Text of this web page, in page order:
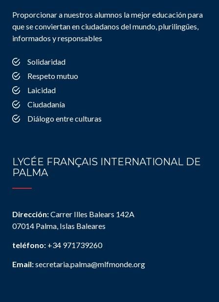
Proporcionar a nuestros alumnos la mejor educación para
que se conviertan en ciudadanos del mundo, plurilingües,
informados y responsables
Solidaridad
Respeto mutuo
Laicidad
Ciudadanía
Diálogo entre culturas
LYCÉE FRANÇAIS INTERNATIONAL DE
PALMA
Dirección:Carrer Illes Balears 142A
07014 Palma, Islas Baleares
teléfono: +34 971739260
Email:secretaria.palma@mlfmonde.org